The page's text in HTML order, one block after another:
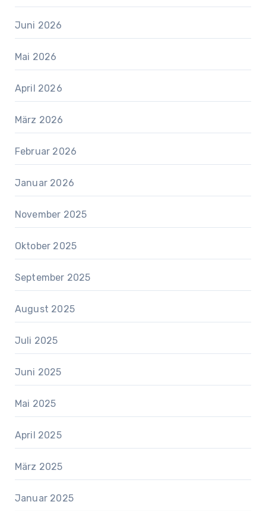
Juni 2026
Mai 2026
April 2026
März 2026
Februar 2026
Januar 2026
November 2025
Oktober 2025
September 2025
August 2025
Juli 2025
Juni 2025
Mai 2025
April 2025
März 2025
Januar 2025